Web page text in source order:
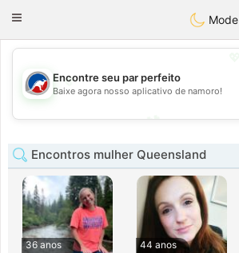
Australia Chat
Toggle
Mode
💖
💕
Encontre seu par perfeito
Baixe agora nosso aplicativo de namoro!
Encontros mulher Queensland
36 anos
44 anos